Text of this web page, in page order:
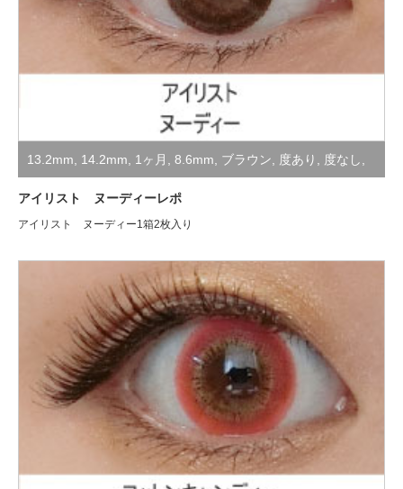
13.2mm 14.2mm 1ヶ月 8.6mm ブラウン 度あり 度なし
装着レポ
アイリスト ヌーディーレポ
アイリスト ヌーディー1箱2枚入り